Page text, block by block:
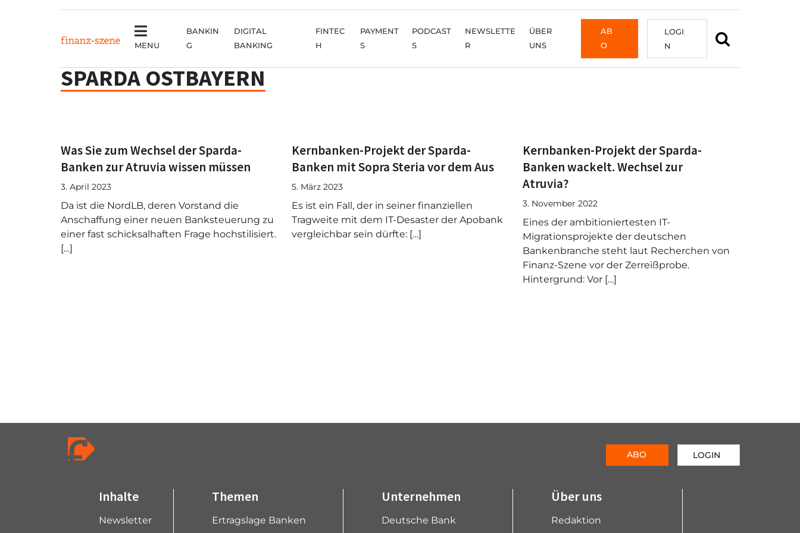
MENU
BANKIN
G
DIGITAL
BANKING
FINTEC
H
PAYMENT
S
PODCAST
S
NEWSLETTE
R
ÜBER
UNS
AB
O
LOGI
N
SPARDA OSTBAYERN
Was Sie zum Wechsel der Sparda-
Banken zur Atruvia wissen müssen
3. April 2023
Da ist die NordLB, deren Vorstand die
Anschaffung einer neuen Banksteuerung zu
einer fast schicksalhaften Frage hochstilisiert.
[…]
Kernbanken-Projekt der Sparda-
Banken mit Sopra Steria vor dem Aus
5. März 2023
Es ist ein Fall, der in seiner finanziellen
Tragweite mit dem IT-Desaster der Apobank
vergleichbar sein dürfte: […]
Kernbanken-Projekt der Sparda-
Banken wackelt. Wechsel zur
Atruvia?
3. November 2022
Eines der ambitioniertesten IT-
Migrationsprojekte der deutschen
Bankenbranche steht laut Recherchen von
Finanz-Szene vor der Zerreißprobe.
Hintergrund: Vor […]
Inhalte
Newsletter
Themen
Ertragslage Banken
Unternehmen
Deutsche Bank
Über uns
Redaktion
ABO LOGIN